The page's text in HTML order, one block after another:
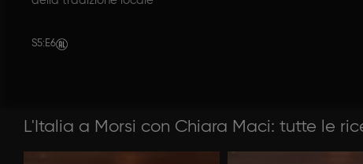
S5: E6
L'Italia a Morsi con Chiara Maci: tutte le